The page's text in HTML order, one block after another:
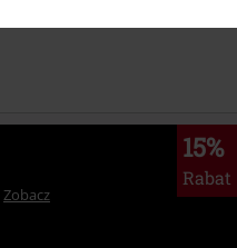
15%
Rabat
Zobacz